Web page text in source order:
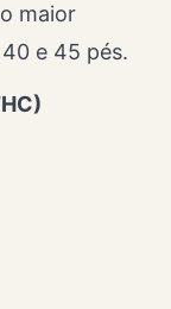
maior
e 45 pés.